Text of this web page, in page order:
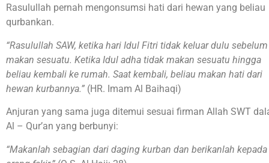
Rasulullah pernah mengonsumsi hati dari hewan yang beliau
qurbankan.
“Rasulullah SAW, ketika hari Idul Fitri tidak keluar dulu sebelum
makan sesuatu. Ketika Idul adha tidak makan sesuatu hingga
beliau kembali ke rumah. Saat kembali, beliau makan hati dari
hewan kurbannya.” (HR. Imam Al Baihaqi)
Anjuran yang sama juga ditemui sesuai firman Allah SWT
Al – Qur’an yang berbunyi:
“Makanlah sebagian dari daging kurban dan berikanlah kepada